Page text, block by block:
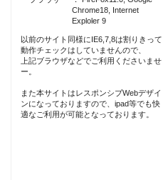
Chrome18, Internet
Exploler 9
以前のサイト同様にIE6,7,8は割りきって
動作チェックはしていませんので、
上記ブラウザなどでご利用くださいませ
ー。
また本サイトはレスポンシブWebデザイ
ンになっておりますので、ipad等でも快
適なご利用が可能となっております。